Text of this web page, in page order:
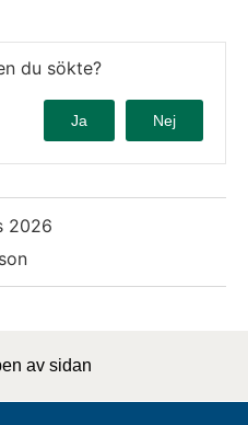
du sökte?
Ja Nej
2026
av sidan